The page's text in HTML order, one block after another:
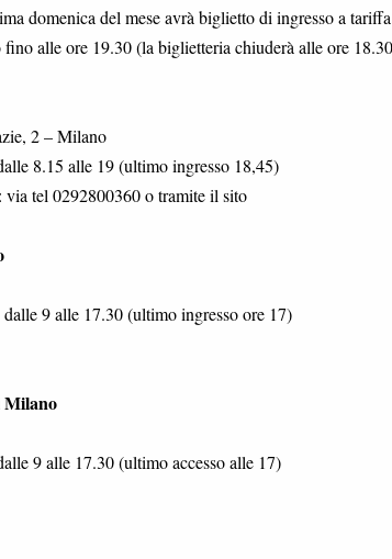
domenica del mese avrà biglietto di ingresso a
alle ore 19.30 (la biglietteria chiuderà alle ore
2 – Milano
8.15 alle 19 (ultimo ingresso 18,45)
tel 0292800360 o tramite il sito
9 alle 17.30 (ultimo ingresso ore 17)
Milano
9 alle 17.30 (ultimo accesso alle 17)